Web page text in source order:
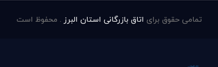
تمامی حقوق برای اتاق بازرگانی استان البرز . محفوظ است